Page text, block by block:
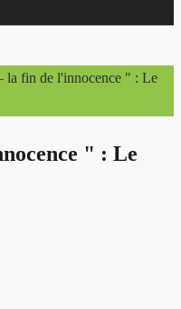
la fin de l'innocence " : Le
" : Le